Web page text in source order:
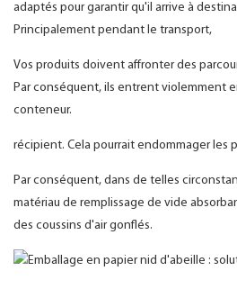
adaptés pour garantir qu'il arrive à
Principalement pendant le transport,
Vos produits doivent affronter des
Par conséquent, ils entrent violemment
conteneur.
récipient. Cela pourrait endommager les
Par conséquent, dans de telles
matériau de remplissage de vide
des coussins d'air gonflés.